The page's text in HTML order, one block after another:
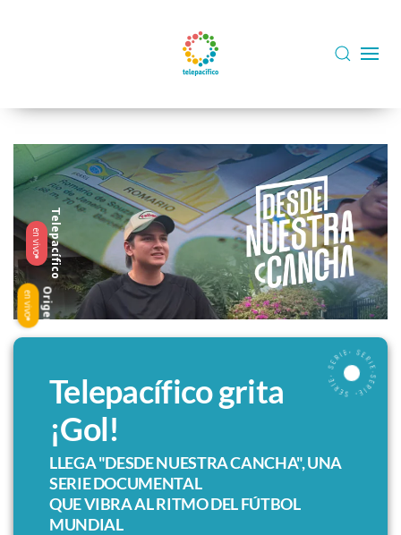
Telepacífico grita
¡Gol!
LLEGA "DESDE NUESTRA CANCHA", UNA
SERIE DOCUMENTAL
QUE VIBRA AL RITMO DEL FÚTBOL
MUNDIAL
Telepacífico
en vivo
Origen
en vivo